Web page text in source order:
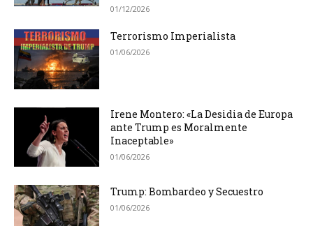
01/12/2026
Terrorismo Imperialista
01/06/2026
Irene Montero: «La Desidia de Europa
ante Trump es Moralmente
Inaceptable»
01/06/2026
Trump: Bombardeo y Secuestro
01/06/2026